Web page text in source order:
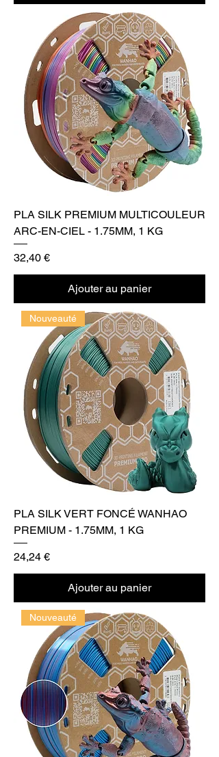
PLA SILK PREMIUM MULTICOULEUR
ARC-EN-CIEL - 1.75MM, 1 KG
Prix
32,40 €
Ajouter au panier
Nouveauté
PLA SILK VERT FONCÉ WANHAO
PREMIUM - 1.75MM, 1 KG
Prix
24,24 €
Ajouter au panier
Nouveauté